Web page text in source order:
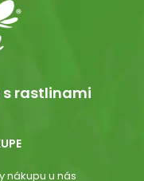
rastlinami
nákupu u nás